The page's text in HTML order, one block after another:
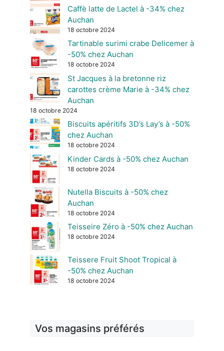
Caffè latte de Lactel à -34% chez
Auchan
18 octobre 2024
Tartinable surimi crabe Delicemer à
-50% chez Auchan
18 octobre 2024
St Jacques à la bretonne riz
carottes crème Marie à -34% chez
Auchan
18 octobre 2024
Biscuits apéritifs 3D’s Lay’s à -50%
chez Auchan
18 octobre 2024
Kinder Cards à -50% chez Auchan
18 octobre 2024
Nutella Biscuits à -50% chez
Auchan
18 octobre 2024
Teisseire Zéro à -50% chez Auchan
18 octobre 2024
Teissere Fruit Shoot Tropical à
-50% chez Auchan
18 octobre 2024
Vos magasins préférés